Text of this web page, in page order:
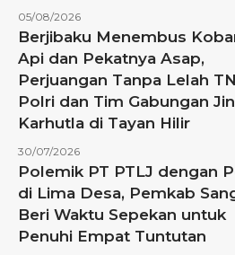
05/08/2026
Berjibaku Menembus
Api dan Pekatnya Asap,
Perjuangan Tanpa Lelah
Polri dan Tim Gabungan
Karhutla di Tayan Hilir
30/07/2026
Polemik PT PTLJ dengan
di Lima Desa, Pemkab
Beri Waktu Sepekan untuk
Penuhi Empat Tuntutan